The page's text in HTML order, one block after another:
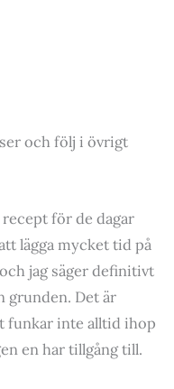
och följ i övrigt
för de dagar
lägga mycket tid på
jag säger definitivt
grunden. Det är
funkar inte alltid ihop
en har tillgång till.